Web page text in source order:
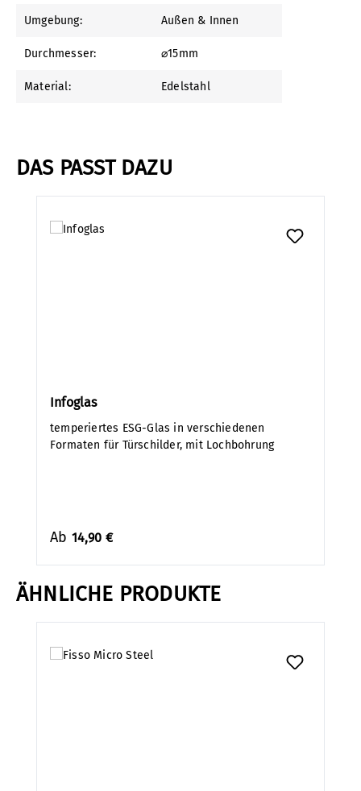
Umgebung: Außen & Innen
Durchmesser: ⌀15mm
Material: Edelstahl
DAS PASST DAZU
Infoglas
temperiertes ESG-Glas in verschiedenen
Formaten für Türschilder, mit Lochbohrung
Ab 14,90 €
ÄHNLICHE PRODUKTE